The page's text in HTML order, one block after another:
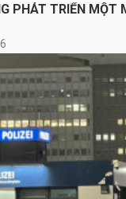
PHÁT TRIỂN MỘT